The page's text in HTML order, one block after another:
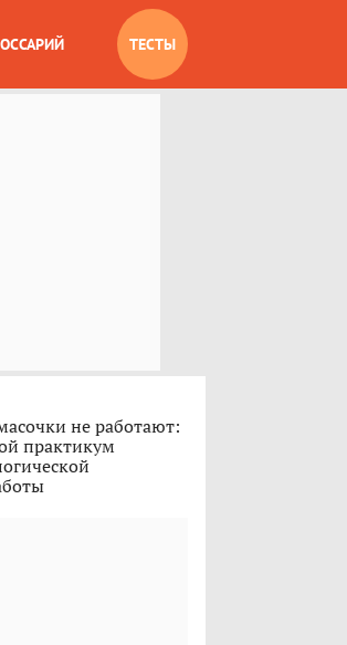
ТЕСТЫ
не работают:
практикум